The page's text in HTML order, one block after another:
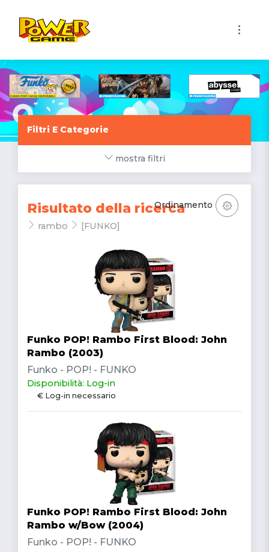
Filtri E Categorie
mostra filtri
Risultato della ricerca
rambo [FUNKO]
Ordinamento
Funko POP! Rambo First Blood: John
Rambo (2003)
Funko - POP! - FUNKO
Disponibilità: Log-in
€ Log-in necessario
Funko POP! Rambo First Blood: John
Rambo w/Bow (2004)
Funko - POP! - FUNKO